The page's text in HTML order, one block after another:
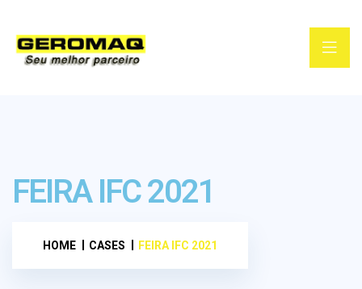
FEIRA IFC 2021
HOME CASES FEIRA IFC 2021